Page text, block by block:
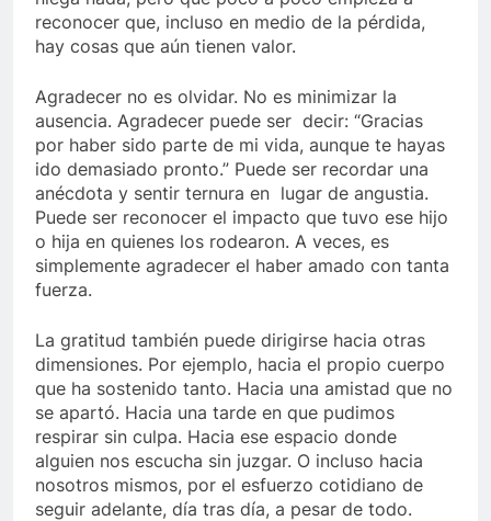
reconocer que, incluso en medio de la pérdida,
hay cosas que aún tienen valor.
Agradecer no es olvidar. No es minimizar la
ausencia. Agradecer puede ser decir: “Gracias
por haber sido parte de mi vida, aunque te hayas
ido demasiado pronto.” Puede ser recordar una
anécdota y sentir ternura en lugar de angustia.
Puede ser reconocer el impacto que tuvo ese hijo
o hija en quienes los rodearon. A veces, es
simplemente agradecer el haber amado con tanta
fuerza.
La gratitud también puede dirigirse hacia otras
dimensiones. Por ejemplo, hacia el propio cuerpo
que ha sostenido tanto. Hacia una amistad que no
se apartó. Hacia una tarde en que pudimos
respirar sin culpa. Hacia ese espacio donde
alguien nos escucha sin juzgar. O incluso hacia
nosotros mismos, por el esfuerzo cotidiano de
seguir adelante, día tras día, a pesar de todo.